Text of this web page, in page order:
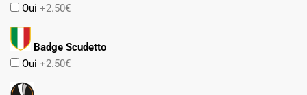
Oui +2.50€
Badge Scudetto
Oui +2.50€